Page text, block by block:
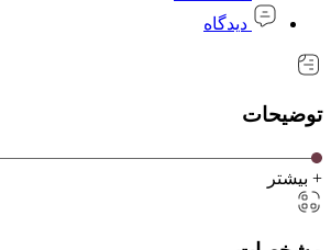
دیدگاه
توضیحات
+ بیشتر